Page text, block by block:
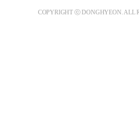
COPYRIGHT ⓒ DONGHYEON. ALL